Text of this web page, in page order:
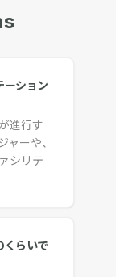
ーション
進行す
ーや、
シリテ
くらいで